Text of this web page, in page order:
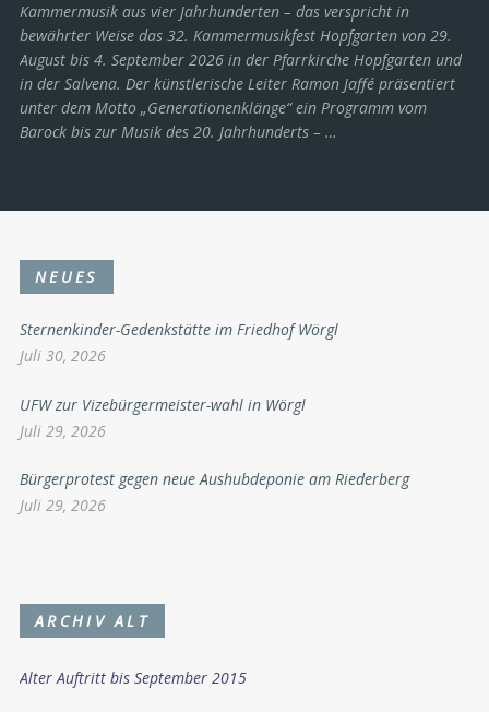
Kammermusik aus vier Jahrhunderten – das verspricht in
bewährter Weise das 32. Kammermusikfest Hopfgarten von 29.
August bis 4. September 2026 in der Pfarrkirche Hopfgarten und
in der Salvena. Der künstlerische Leiter Ramon Jaffé präsentiert
unter dem Motto „Generationenklänge“ ein Programm vom
Barock bis zur Musik des 20. Jahrhunderts ­– …
NEUES
Sternenkinder-Gedenkstätte im Friedhof Wörgl
Juli 30, 2026
UFW zur Vizebürgermeister-wahl in Wörgl
Juli 29, 2026
Bürgerprotest gegen neue Aushubdeponie am Riederberg
Juli 29, 2026
ARCHIV ALT
Alter Auftritt bis September 2015